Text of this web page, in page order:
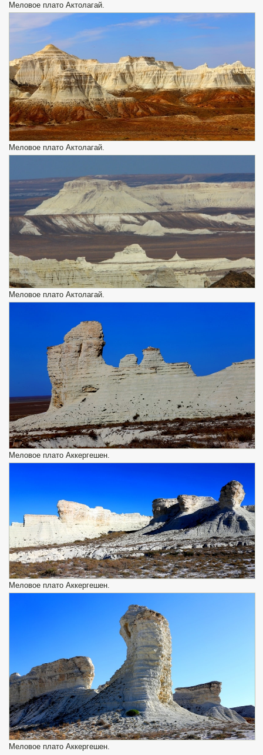
Меловое плато Актолагай.
Меловое плато Актолагай.
Меловое плато Актолагай.
Меловое плато Аккергешен.
Меловое плато Аккергешен.
Меловое плато Аккергешен.